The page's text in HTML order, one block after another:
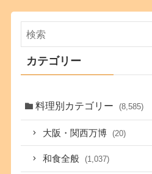
カテゴリー
料理別カテゴリー (8,585)
大阪・関西万博 (20)
和食全般 (1,037)